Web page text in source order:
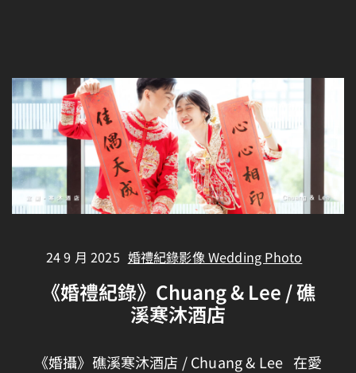
24 9 月 2025 婚禮紀錄影像 Wedding Photo
《婚禮紀錄》Chuang & Lee / 礁
溪寒沐酒店
《婚攝》礁溪寒沐酒店 / Chuang & Lee 在愛